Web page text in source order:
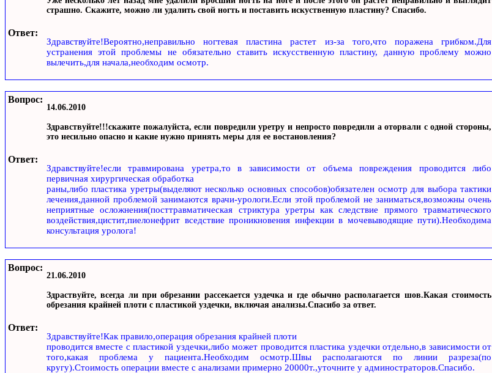
страшно. Скажите, можно ли удалить свой ногть и поставить искуственную пластину? Спасибо.
Ответ:
Здравствуйте!Вероятно,неправильно ногтевая пластина растет из-за того,что поражена грибком.Для
устранения этой проблемы не обязательно ставить искусственную пластину, данную проблему можно
вылечить,для начала,необходим осмотр.
Вопрос:
14.06.2010
Здравствуйте!!!скажите пожалуйста, если повредили уретру и непросто повредили а оторвали с одной стороны,
это несильно опасно и какие нужно принять меры для ее востановления?
Ответ:
Здравствуйте!если травмирована уретра,то в зависимости от объема повреждения проводится либо
первичная хирургическая обработка
раны,либо пластика уретры(выделяют несколько основных способов)обязателен осмотр для выбора тактики
лечения,данной проблемой занимаются врачи-урологи.Если этой проблемой не заниматься,возможны очень
неприятные осложнения(посттравматическая стриктура уретры как следствие прямого травматического
воздействия,цистит,пиелонефрит вседствие проникновения инфекции в мочевыводящие пути).Необходима
консультация уролога!
Вопрос:
21.06.2010
Здраствуйте, всегда ли при обрезании рассекается уздечка и где обычно располагается шов.Какая стоимость
обрезания крайней плоти с пластикой уздечки, включая анализы.Спасибо за ответ.
Ответ:
Здравствуйте!Как правило,операция обрезания крайней плоти
проводится вместе с пластикой уздечки,либо может проводится пластика уздечки отдельно,в зависимости от
того,какая проблема у пациента.Необходим осмотр.Швы располагаются по линии разреза(по
кругу).Стоимость операции вместе с анализами примерно 20000т.,уточните у админостраторов.Спасибо.